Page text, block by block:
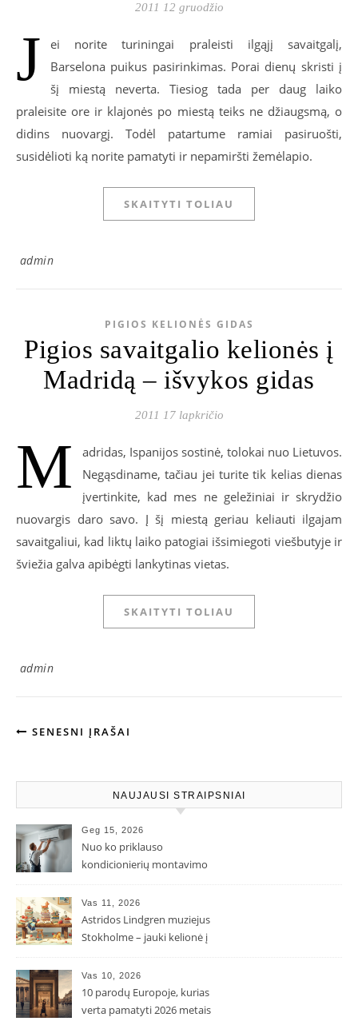
2011 12 gruodžio
J
ei norite turiningai praleisti ilgąjį savaitgalį,
Barselona puikus pasirinkimas. Porai dienų skristi į
šį miestą neverta. Tiesiog tada per daug laiko
praleisite ore ir klajonės po miestą teiks ne džiaugsmą, o
didins nuovargį. Todėl patartume ramiai pasiruošti,
susidėlioti ką norite pamatyti ir nepamiršti žemėlapio.
SKAITYTI TOLIAU
admin
PIGIOS KELIONĖS GIDAS
Pigios savaitgalio kelionės į
Madridą – išvykos gidas
2011 17 lapkričio
M
adridas, Ispanijos sostinė, tolokai nuo Lietuvos.
Negąsdiname, tačiau jei turite tik kelias dienas
įvertinkite, kad mes ne geležiniai ir skrydžio
nuovargis daro savo. Į šį miestą geriau keliauti ilgajam
savaitgaliui, kad liktų laiko patogiai išsimiegoti viešbutyje ir
šviežia galva apibėgti lankytinas vietas.
SKAITYTI TOLIAU
admin
SENESNI ĮRAŠAI
NAUJAUSI STRAIPSNIAI
Geg 15, 2026
Nuo ko priklauso
kondicionierių montavimo
Vas 11, 2026
Astridos Lindgren muziejus
Stokholme – jauki kelionė į
Vas 10, 2026
10 parodų Europoje, kurias
verta pamatyti 2026 metais